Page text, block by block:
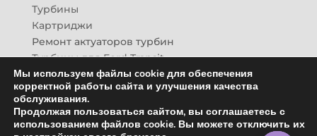
Турбины
Картриджи
Ремонт актуаторов турбин
Турбины для Ford Transit
Турбины для Mazda CX-7
Картридж для ГАЗон-Next
Турбины HINO (Хино)
Купить новую турбину
Мы используем файлы cookie для обеспечения
корректной работы сайта и улучшения качества
обслуживания.
Продолжая пользоваться сайтом, вы соглашаетесь с
использованием файлов cookie. Вы можете отключить их